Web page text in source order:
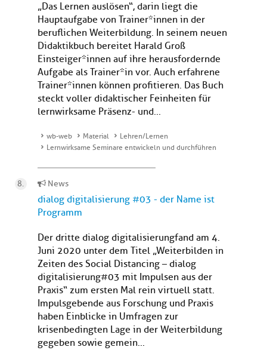
„Das Lernen auslösen“, darin liegt die
Hauptaufgabe von Trainer*innen in der
beruflichen Weiterbildung. In seinem neuen
Didaktikbuch bereitet Harald Groß
Einsteiger*innen auf ihre herausfordernde
Aufgabe als Trainer*in vor. Auch erfahrene
Trainer*innen können profitieren. Das Buch
steckt voller didaktischer Feinheiten für
lernwirksame Präsenz- und...
wb-web Material
Lehren/Lernen
Lernwirksame Seminare entwickeln und durchführen
News
dialog digitalisierung #03 - der Name ist
Programm
Der dritte dialog digitalisierung fand am 4.
Juni 2020 unter dem Titel „Weiterbilden in
Zeiten des Social Distancing – dialog
digitalisierung#03 mit Impulsen aus der
Praxis“ zum ersten Mal rein virtuell statt.
Impulsgebende aus Forschung und Praxis
haben Einblicke in Umfragen zur
krisenbedingten Lage in der Weiterbildung
gegeben sowie gemein...